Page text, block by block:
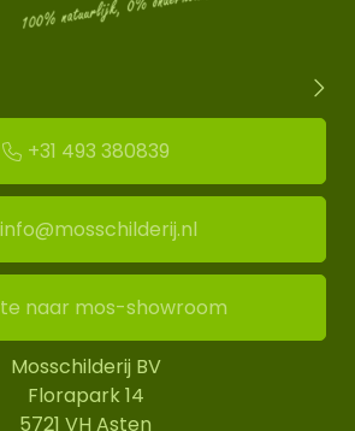
+31 493 380839
info@mosschilderij.nl
naar mos-showroom
Mosschilderij BV
Florapark 14
5721 VH Asten